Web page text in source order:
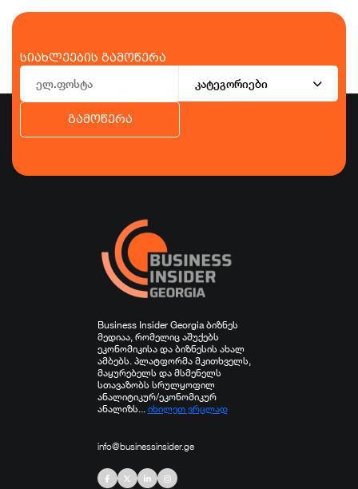
სიახლეების გამოწერა
კატეგორიები
გამოწერა
Business Insider Georgia ბიზნეს
მედიაა, რომელიც აშუქებს
ეკონომიკისა და ბიზნესის ახალ
ამბებს. პლატფორმა მკითხველს,
მაყურებელს და მსმენელს
სთავაზობს სრულყოფილ
ანალიტიკურ/ეკონომიკურ
ანალიზს... იხილეთ ვრცლად
info@businessinsider.ge